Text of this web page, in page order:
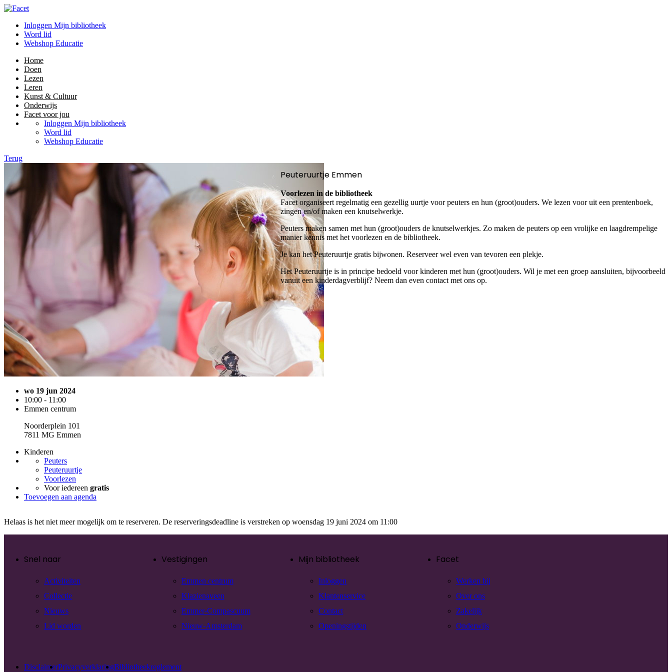
Inloggen Mijn bibliotheek
Word lid
Webshop Educatie
Home
Doen
Lezen
Leren
Kunst & Cultuur
Onderwijs
Facet voor jou
Inloggen Mijn bibliotheek
Word lid
Webshop Educatie
Terug
wo 19 jun 2024
10:00 - 11:00
Emmen centrum
Noorderplein 101
7811 MG Emmen
Kinderen
Peuters
Peuteruurtje
Voorlezen
Voor iedereen gratis
Toevoegen aan agenda
Peuteruurtje Emmen
Voorlezen in de bibliotheek
Facet organiseert regelmatig een gezellig uurtje voor peuters en hun (groot)ouders. We lezen voor uit een prentenboek,
zingen en/of maken een knutselwerkje.
Peuters maken samen met hun (groot)ouders de knutselwerkjes. Zo maken de peuters op een vrolijke en laagdrempelige
manier kennis met het voorlezen en de bibliotheek.
Je kan het Peuteruurtje gratis bijwonen. Reserveer wel even van tevoren een plekje.
Het Peuteruurtje is in principe bedoeld voor kinderen met hun (groot)ouders. Wil je met een groep aansluiten, bijvoorbeeld
vanuit een kinderdagverblijf? Neem dan even contact met ons op.
Helaas is het niet meer mogelijk om te reserveren. De reserveringsdeadline is verstreken op woensdag 19 juni 2024 om 11:00
Snel naar
Activiteiten
Collectie
Nieuws
Lid worden
Vestigingen
Emmen centrum
Klazienaveen
Emmer-Compascuum
Nieuw-Amsterdam
Mijn bibliotheek
Inloggen
Klantenservice
Contact
Openingstijden
Facet
Werken bij
Over ons
Zakelijk
Onderwijs
DisclaimerPrivacyverklaringBibliotheekreglement